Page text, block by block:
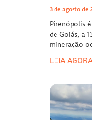
3 de agosto de
Pirenópolis
de Goiás, a
mineração
LEIA